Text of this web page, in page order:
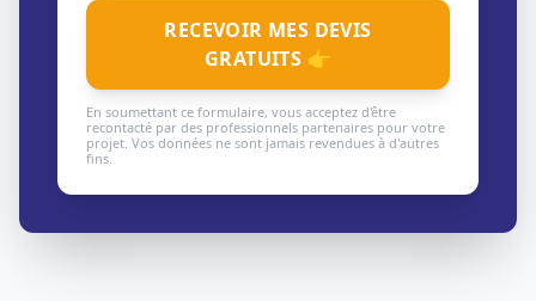
RECEVOIR MES DEVIS
GRATUITS 👉
En soumettant ce formulaire, vous acceptez d'être
recontacté par des professionnels partenaires pour votre
projet. Vos données ne sont jamais revendues à d'autres
fins.